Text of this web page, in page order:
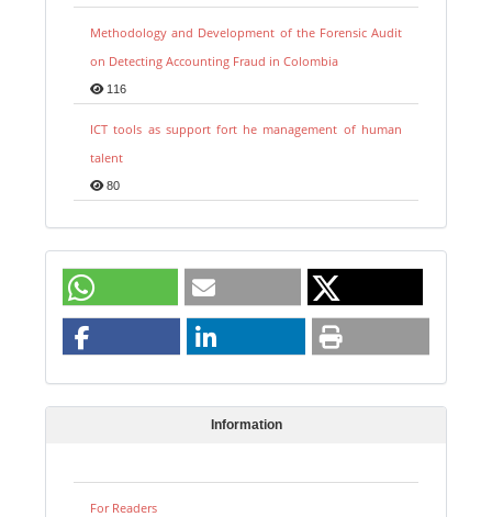
Methodology and Development of the Forensic Audit
on Detecting Accounting Fraud in Colombia
116
ICT tools as support fort he management of human
talent
80
Information
For Readers